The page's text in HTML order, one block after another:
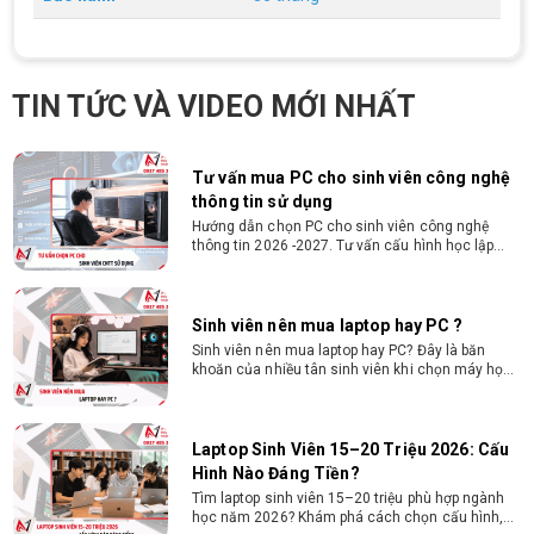
TIN TỨC VÀ VIDEO MỚI NHẤT
SketchUp mạnh, mượt, giá ổn
Tìm hiểu ngay cấu hình máy tính học AutoCAD
Revit SketchUp mạnh, mượt, tối ưu chi phí giúp
Tư vấn mua PC cho sinh viên công nghệ
thông tin sử dụng
Hướng dẫn chọn PC cho sinh viên công nghệ
thông tin 2026 -2027. Tư vấn cấu hình học lập
Sinh viên nên mua laptop hay PC ?
Sinh viên nên mua laptop hay PC? Đây là băn
khoăn của nhiều tân sinh viên khi chọn máy học
Laptop Sinh Viên 15–20 Triệu 2026: Cấu
Hình Nào Đáng Tiền?
Tìm laptop sinh viên 15–20 triệu phù hợp ngành
học năm 2026? Khám phá cách chọn cấu hình,